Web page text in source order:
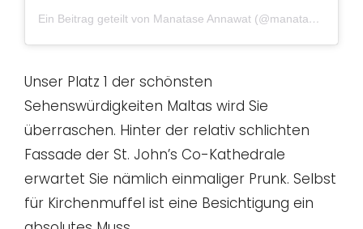
Ein Beitrag geteilt von Manatase Annawat (@manatasejr)
Unser Platz 1 der schönsten
Sehenswürdigkeiten Maltas wird Sie
überraschen. Hinter der relativ schlichten
Fassade der St. John’s Co-Kathedrale
erwartet Sie nämlich einmaliger Prunk. Selbst
für Kirchenmuffel ist eine Besichtigung ein